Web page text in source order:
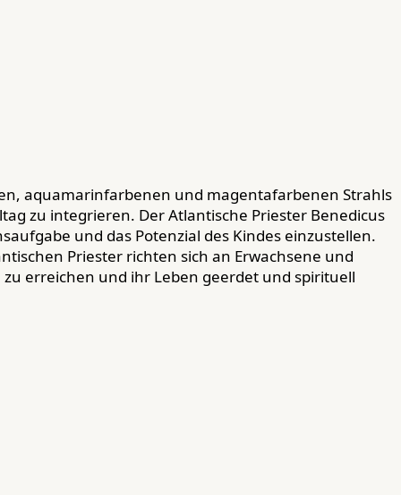
aquamarinfarbenen und magentafarbenen Strahls
zu integrieren. Der Atlantische Priester Benedicus
und das Potenzial des Kindes einzustellen.
Priester richten sich an Erwachsene und
erreichen und ihr Leben geerdet und spirituell